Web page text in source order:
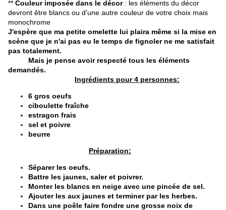
** Couleur imposée dans le décor: les éléments du décor
devront être blancs ou d’une autre couleur de votre choix mais
monochrome
J'espère que ma petite omelette lui plaira même si la mise en
scène que je n'ai pas eu le temps de fignoler ne me satisfait
pas totalement.
Mais je pense avoir respecté tous les éléments
demandés.
Ingrédients pour 4 personnes:
6 gros oeufs
ciboulette fraîche
estragon frais
sel et poivre
beurre
Préparation:
Séparer les oeufs.
Battre les jaunes, saler et poivrer.
Monter les blancs en neige avec une pincée de sel.
Ajouter les aux jaunes et terminer par les herbes.
Dans une poêle faire fondre une grosse noix de